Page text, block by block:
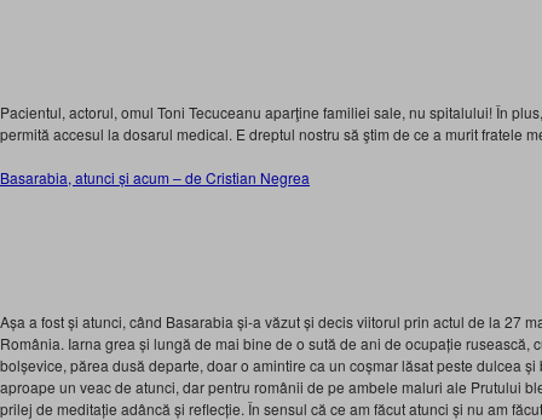
Pacientul, actorul, omul Toni Tecuceanu aparţine familiei sale, nu spitalului! În
permită accesul la dosarul medical. E dreptul nostru să ştim de ce a murit fratele
Basarabia, atunci și acum – de Cristian Negrea
Așa a fost și atunci, când Basarabia și-a văzut și decis viitorul prin actul de la 27
România. Iarna grea și lungă de mai bine de o sută de ani de ocupație rusească,
bolșevice, părea dusă departe, doar o amintire ca un coșmar lăsat peste dulcea
aproape un veac de atunci, dar pentru românii de pe ambele maluri ale Prutului
prilej de meditație adâncă și reflecție. În sensul că ce am făcut atunci și nu am